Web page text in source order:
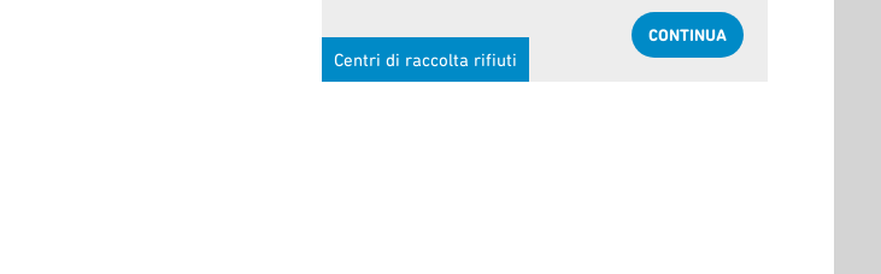
Centri di raccolta rifiuti
CONTINUA